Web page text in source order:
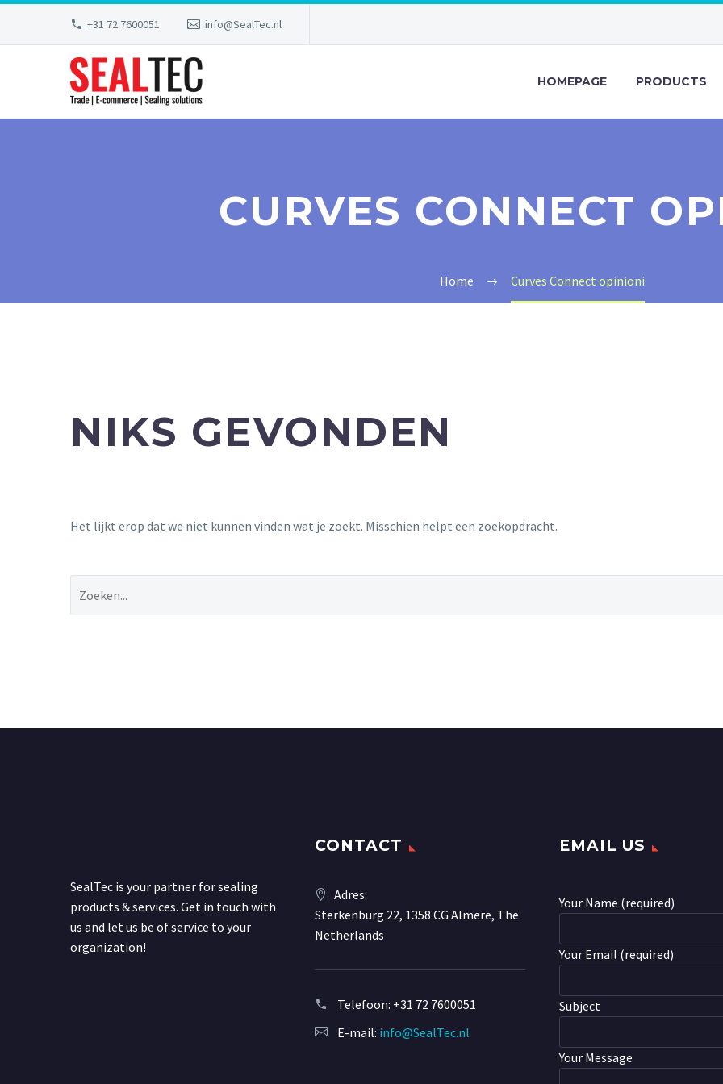
+31 72 7600051 info@SealTec.nl
HOMEPAGE PRODUCTS
CURVES CONNECT
Home Curves Connect opinioni
NIKS GEVONDEN
Het lijkt erop dat we niet kunnen vinden wat je zoekt. Misschien helpt een zoekopdracht.
SealTec is your partner for sealing
products & services. Get in touch with
us and let us be of service to your
organization!
CONTACT
Adres:
Sterkenburg 22, 1358 CG Almere, The
Netherlands
Telefoon: +31 72 7600051
E-mail: info@SealTec.nl
EMAIL US
Your Name (required)
Your Email (required)
Subject
Your Message